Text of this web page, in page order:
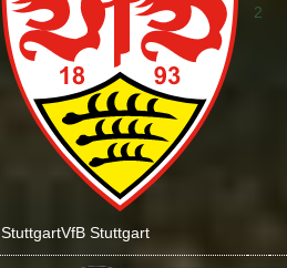
StuttgartVfB Stuttgart
2